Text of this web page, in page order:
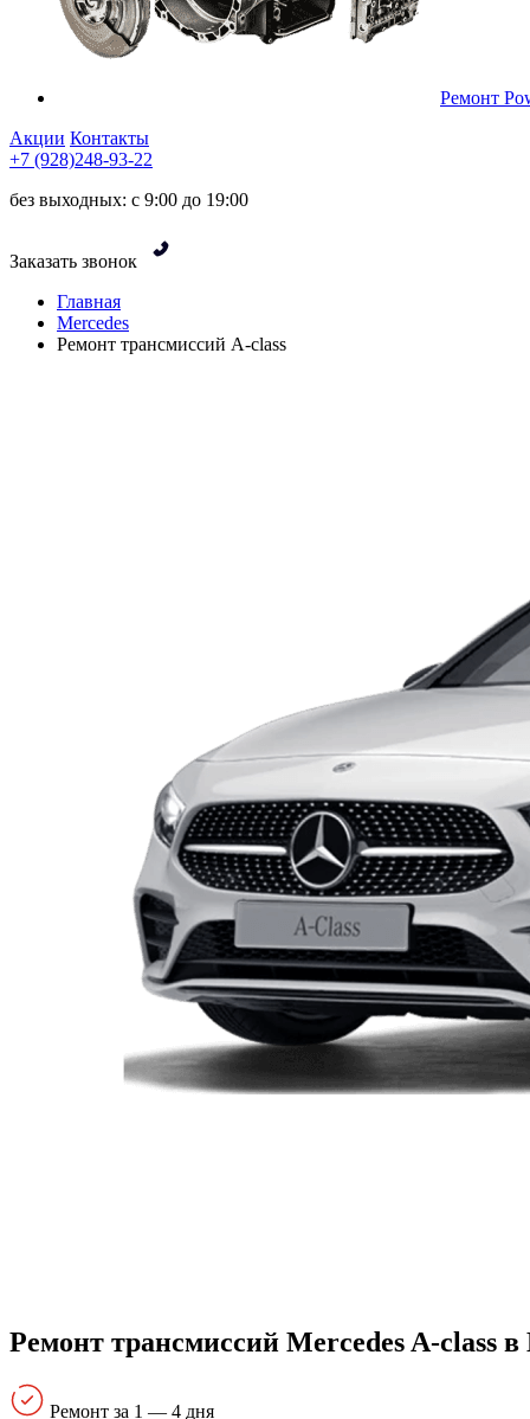
Ремонт
Акции Контакты
+7 (928)248-93-22
без выходных: с 9:00 до 19:00
Заказать звонок
Главная
Mercedes
Ремонт трансмиссий A-class
Ремонт трансмиссий Mercedes A-class в
Ремонт за 1 — 4 дня